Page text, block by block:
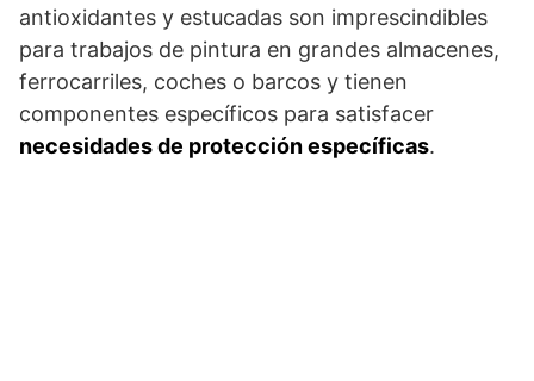
antioxidantes y estucadas son imprescindibles
para trabajos de pintura en grandes almacenes,
ferrocarriles, coches o barcos y tienen
componentes específicos para satisfacer
necesidades de protección específicas.